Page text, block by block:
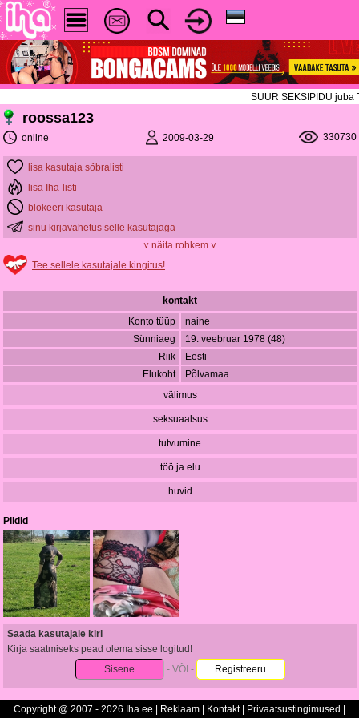
SUUR SEKSIPIDU juba
roossa123
online 2009-03-29 330730
lisa kasutaja sõbralisti
lisa Iha-listi
blokeeri kasutaja
sinu kirjavahetus selle kasutajaga
˅ näita rohkem ˅
Tee sellele kasutajale kingitus!
kontakt
Konto tüüp
naine
Sünniaeg
19. veebruar 1978 (48)
Riik
Eesti
Elukoht
Põlvamaa
välimus
seksuaalsus
tutvumine
töö ja elu
huvid
Pildid
Saada kasutajale kiri
Kirja saatmiseks pead olema sisse logitud!
Sisene
- VÕI - Registreeru
Copyright @ 2007 - 2026 Iha.ee | Reklaam Kontakt| Privaatsustingimused